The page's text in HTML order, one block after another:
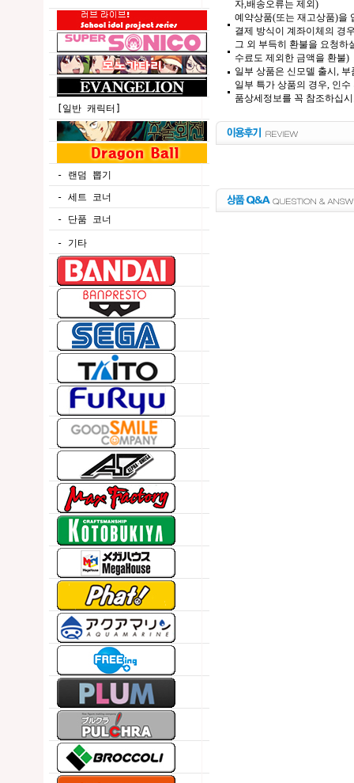
[일반 캐릭터]
- 랜덤 뽑기
- 세트 코너
- 단품 코너
- 기타
자,배송오류는 제외)
예약상품(또는 재고상품)을
결제 방식이 계좌이체의 경
그 외 부득히 환불을 요청하
수료도 제외한 금액을 환불)
일부 상품은 신모델 출시,
일부 특가 상품의 경우, 인
품상세정보를 꼭 참조하십